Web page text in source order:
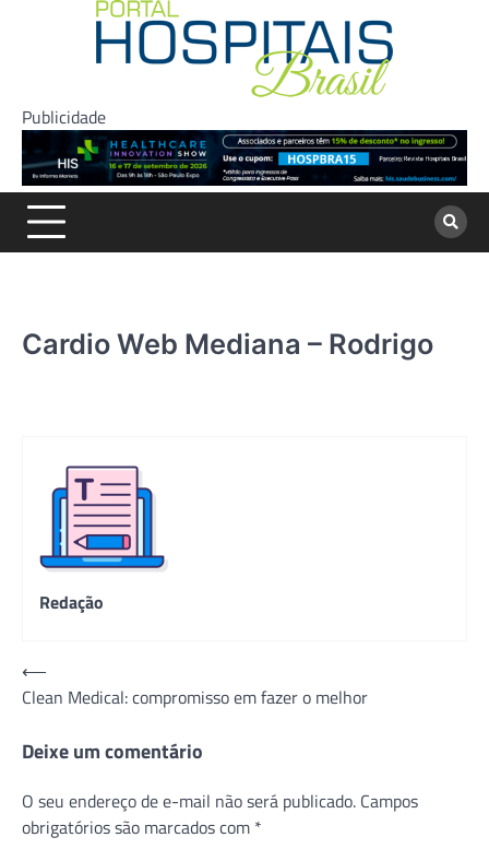
Publicidade
Cardio Web Mediana – Rodrigo
Redação
Navegação
de
Post
⟵
Clean Medical: compromisso em fazer o melhor
Deixe um comentário
O seu endereço de e-mail não será publicado. Campos
obrigatórios são marcados com *